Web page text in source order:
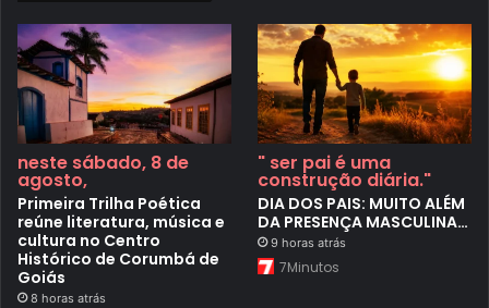
neste sábado, 8 de
agosto,
Primeira Trilha Poética
reúne literatura, música e
cultura no Centro
Histórico de Corumbá de
Goiás
8 horas atrás
" ser pai é uma
construção diária."
DIA DOS PAIS: MUITO ALÉM
DA PRESENÇA MASCULINA…
9 horas atrás
7Minutos